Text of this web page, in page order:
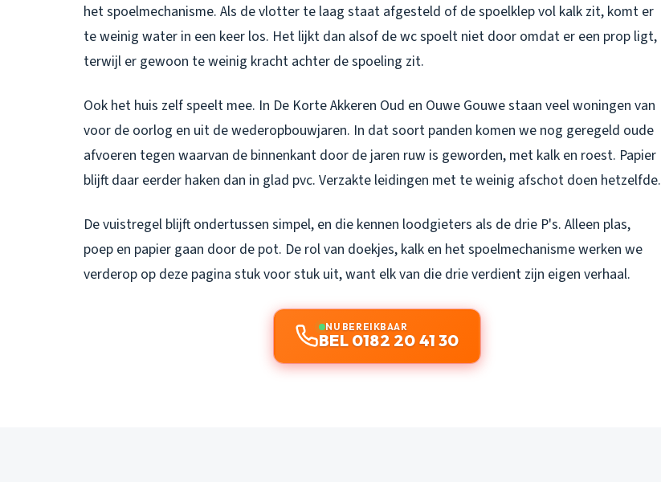
het spoelmechanisme. Als de vlotter te laag staat afgesteld of de spoelklep vol kalk zit, komt er
te weinig water in een keer los. Het lijkt dan alsof de wc spoelt niet door omdat er een prop ligt,
terwijl er gewoon te weinig kracht achter de spoeling zit.
Ook het huis zelf speelt mee. In De Korte Akkeren Oud en Ouwe Gouwe staan veel woningen van
voor de oorlog en uit de wederopbouwjaren. In dat soort panden komen we nog geregeld oude
afvoeren tegen waarvan de binnenkant door de jaren ruw is geworden, met kalk en roest. Papier
blijft daar eerder haken dan in glad pvc. Verzakte leidingen met te weinig afschot doen hetzelfde.
De vuistregel blijft ondertussen simpel, en die kennen loodgieters als de drie P's. Alleen plas,
poep en papier gaan door de pot. De rol van doekjes, kalk en het spoelmechanisme werken we
verderop op deze pagina stuk voor stuk uit, want elk van die drie verdient zijn eigen verhaal.
NU BEREIKBAAR
BEL 0182 20 41 30